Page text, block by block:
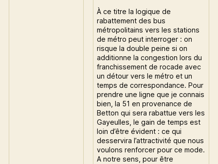
À ce titre la logique de
rabattement des bus
métropolitains vers les stations
de métro peut interroger : on
risque la double peine si on
additionne la congestion lors du
franchissement de rocade avec
un détour vers le métro et un
temps de correspondance. Pour
prendre une ligne que je connais
bien, la 51 en provenance de
Betton qui sera rabattue vers les
Gayeulles, le gain de temps est
loin d’être évident : ce qui
desservira l’attractivité que nous
voulons renforcer pour ce mode.
A notre sens, pour être